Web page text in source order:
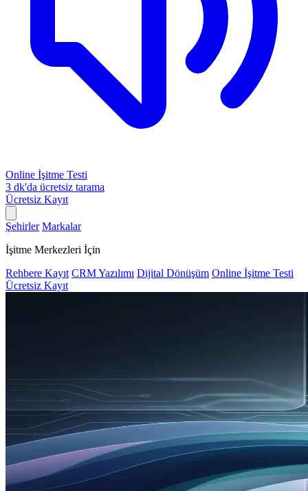
Online İşitme Testi
3 dk'da ücretsiz tarama
Ücretsiz Kayıt
Şehirler Markalar
İşitme Merkezleri İçin
Rehbere Kayıt CRM Yazılımı Dijital Dönüşüm Online İşitme Testi
Ücretsiz Kayıt